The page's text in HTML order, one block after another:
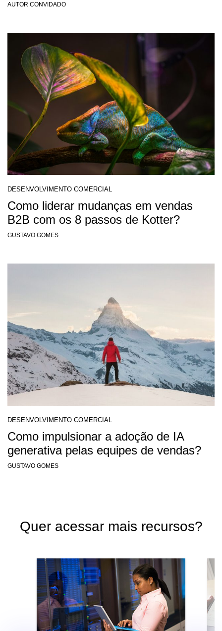
AUTOR CONVIDADO
DESENVOLVIMENTO COMERCIAL
Como liderar mudanças em vendas
B2B com os 8 passos de Kotter?
GUSTAVO GOMES
DESENVOLVIMENTO COMERCIAL
​​Como impulsionar a adoção de IA
generativa pelas equipes de vendas?
GUSTAVO GOMES
Quer acessar mais recursos?